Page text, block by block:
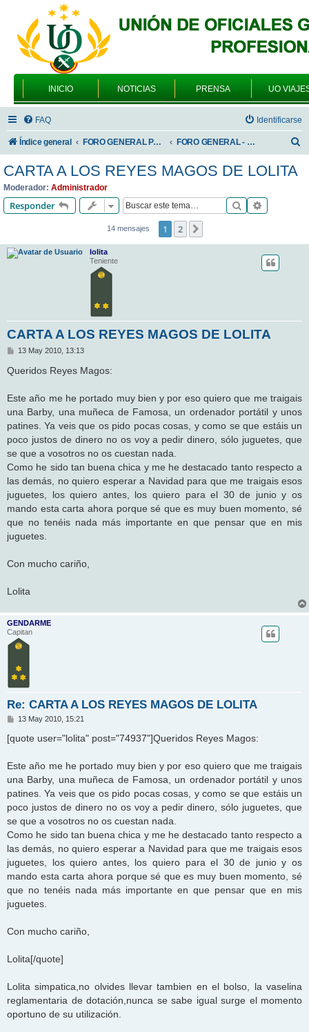
INICIO NOTICIAS PRENSA UO
FAQ Identificarse
Índice general FORO GENERAL PARA TODOS LOS USUARIOS FORO GENERAL - SONRIA, POR FAVOR
CARTA A LOS REYES MAGOS DE LOLITA
Moderador: Administrador
Responder Buscar
14 mensajes 1 2
lolita
Teniente
CARTA A LOS REYES MAGOS DE LOLITA
M
n
s
e
13 May 2010, 13:13
Queridos Reyes Magos:
Este año me he portado muy bien y por eso quiero que me traigais
una Barby, una muñeca de Famosa, un ordenador portátil y unos
patines. Ya veis que os pido pocas cosas, y como se que estáis un
poco justos de dinero no os voy a pedir dinero, sólo juguetes, que
se que a vosotros no os cuestan nada.
Como he sido tan buena chica y me he destacado tanto respecto a
las demás, no quiero esperar a Navidad para que me traigais esos
juguetes, los quiero antes, los quiero para el 30 de junio y os
mando esta carta ahora porque sé que es muy buen momento, sé
que no tenéis nada más importante en que pensar que en mis
juguetes.
Con mucho cariño,
Lolita
GENDARME
Capitan
Re: CARTA A LOS REYES MAGOS DE LOLITA
M
n
j
e
13 May 2010, 15:21
[quote user="lolita" post="74937"]Queridos Reyes Magos:
Este año me he portado muy bien y por eso quiero que me traigais
una Barby, una muñeca de Famosa, un ordenador portátil y unos
patines. Ya veis que os pido pocas cosas, y como se que estáis un
poco justos de dinero no os voy a pedir dinero, sólo juguetes, que
se que a vosotros no os cuestan nada.
Como he sido tan buena chica y me he destacado tanto respecto a
las demás, no quiero esperar a Navidad para que me traigais esos
juguetes, los quiero antes, los quiero para el 30 de junio y os
mando esta carta ahora porque sé que es muy buen momento, sé
que no tenéis nada más importante en que pensar que en mis
juguetes.
Con mucho cariño,
Lolita[/quote]
Lolita simpatica,no olvides llevar tambien en el bolso, la vaselina
reglamentaria de dotación,nunca se sabe igual surge el momento
oportuno de su utilización.